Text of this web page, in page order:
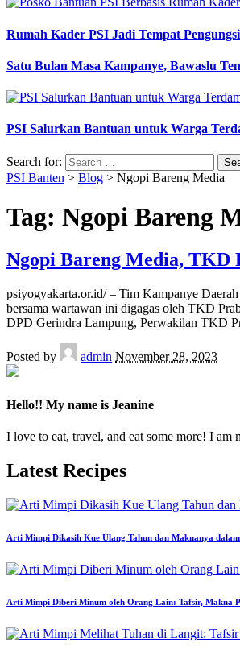
Rumah Kader PSI Jadi Tempat
Satu Bulan Masa Kampanye, Bawaslu
PSI Salurkan Bantuan untuk Warga
Search for:
PSI Banten > Blog > Ngopi Bareng Media
Tag: Ngopi Bareng
Ngopi Bareng Media,
psiyogyakarta.or.id/ – Tim Kampanye
bersama wartawan ini digagas oleh TKD
DPD Gerindra Lampung, Perwakilan TKD
Posted by admin November 28, 2023
Hello!! My name is Jeanine
I love to eat, travel, and eat some more! I am
Latest Recipes
Arti Mimpi Dikasih Kue Ulang Tahun dan Maknanya
Arti Mimpi Diberi Minum oleh Orang Lain: Tafsir, Makna